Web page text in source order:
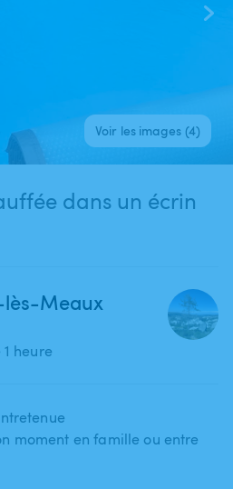
Voir les images (4)
dans un écrin
lès-Meaux
heure
moment en famille ou entre